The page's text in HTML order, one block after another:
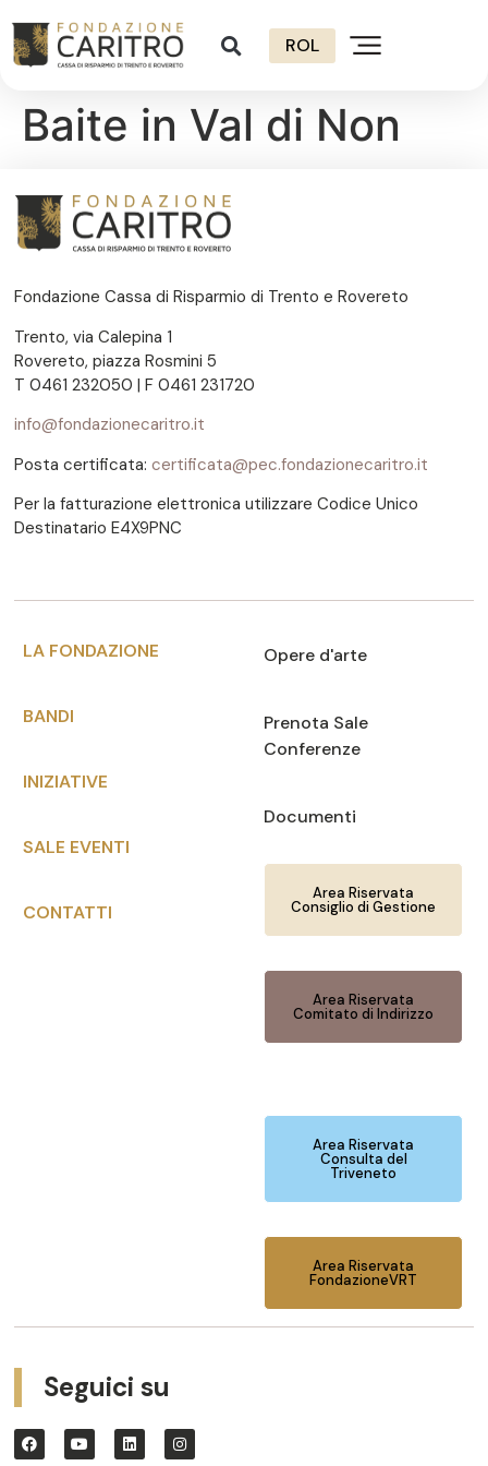
ROL
Baite in Val di Non
Fondazione Cassa di Risparmio di Trento e Rovereto
Trento, via Calepina 1
Rovereto, piazza Rosmini 5
T 0461 232050 | F 0461 231720
info@fondazionecaritro.it
Posta certificata: certificata@pec.fondazionecaritro.it
Per la fatturazione elettronica utilizzare Codice Unico
Destinatario E4X9PNC
LA FONDAZIONE
BANDI
INIZIATIVE
SALE EVENTI
CONTATTI
Opere d'arte
Prenota Sale
Conferenze
Documenti
Area Riservata
Consiglio di Gestione
Area Riservata
Comitato di Indirizzo
Area Riservata
Consulta del
Triveneto
Area Riservata
FondazioneVRT
Seguici su